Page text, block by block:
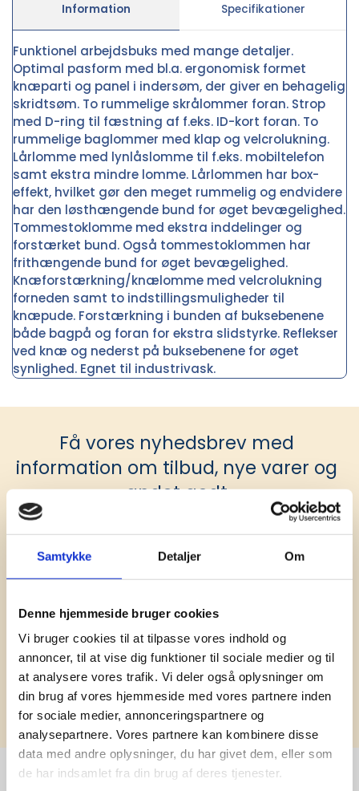
Samtykke Detaljer Om
Denne hjemmeside bruger cookies
Vi bruger cookies til at tilpasse vores indhold og
annoncer, til at vise dig funktioner til sociale medier og til
at analysere vores trafik. Vi deler også oplysninger om
din brug af vores hjemmeside med vores partnere inden
for sociale medier, annonceringspartnere og
analysepartnere. Vores partnere kan kombinere disse
data med andre oplysninger, du har givet dem, eller som
de har indsamlet fra din brug af deres tjenester.
Information Specifikationer
Funktionel arbejdsbuks med mange detaljer.
Optimal pasform med bl.a. ergonomisk formet
knæparti og panel i indersøm, der giver en behagelig
skridtsøm. To rummelige skrålommer foran. Strop
med D-ring til fæstning af f.eks. ID-kort foran. To
rummelige baglommer med klap og velcrolukning.
Lårlomme med lynlåslomme til f.eks. mobiltelefon
samt ekstra mindre lomme. Lårlommen har box-
effekt, hvilket gør den meget rummelig og endvidere
har den løsthængende bund for øget bevægelighed.
Tommestoklomme med ekstra inddelinger og
forstærket bund. Også tommestoklommen har
frithængende bund for øget bevægelighed.
Knæforstærkning/knælomme med velcrolukning
forneden samt to indstillingsmuligheder til
knæpude. Forstærkning i bunden af buksebenene
både bagpå og foran for ekstra slidstyrke. Reflekser
ved knæ og nederst på buksebenene for øget
synlighed. Egnet til industrivask.
Få vores nyhedsbrev med
information om tilbud, nye varer og
andet godt
Kæmpe udvalg i klassiske og nyskabende gaveidéer
til din virksomhed. Vi kan det der med firmagaver, og
har ydet god personlig service til en
konkurrencedygtig pris siden 1991.
Tilmeld